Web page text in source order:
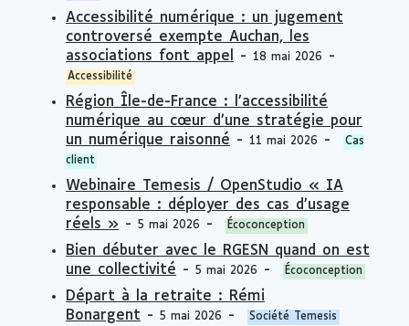
Accessibilité numérique : un jugement
controversé exempte Auchan, les
associations font appel - 18 mai 2026 -
Accessibilité
Région Île-de-France : l’accessibilité
numérique au cœur d’une stratégie pour
un numérique raisonné - 11 mai 2026 -
Cas
client
Webinaire Temesis / OpenStudio « IA
responsable : déployer des cas d’usage
réels » - 5 mai 2026 - Écoconception
Bien débuter avec le RGESN quand on est
une collectivité - 5 mai 2026 - Écoconception
Départ à la retraite : Rémi
Bonargent - 5 mai 2026 - Société Temesis